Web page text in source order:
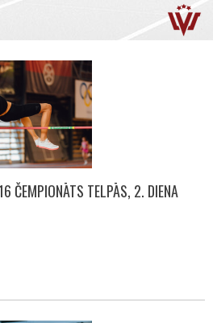
ČEMPIONĀTS TELPĀS, 2. DIENA